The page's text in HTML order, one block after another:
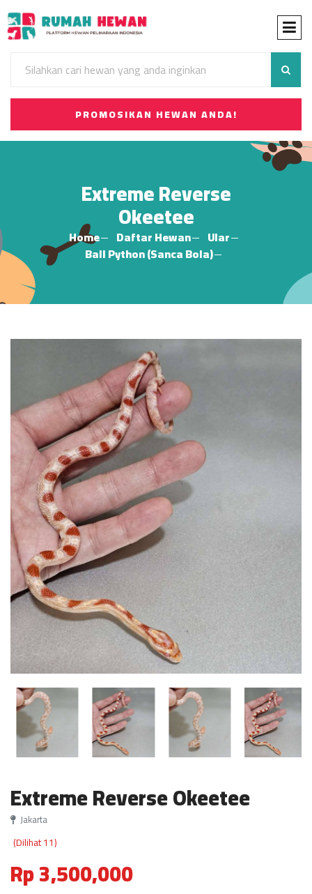
PROMOSIKAN HEWAN ANDA!
Extreme Reverse
Okeetee
Home Daftar Hewan
Ular
Ball Python (Sanca Bola)
Extreme Reverse Okeetee
Jakarta
(Dilihat 11)
Rp 3,500,000